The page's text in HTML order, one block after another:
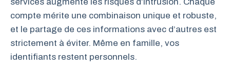
compte mérite une combinaison unique et robuste,
et le partage de ces informations avec d’autres est
strictement à éviter. Même en famille, vos
identifiants restent personnels.